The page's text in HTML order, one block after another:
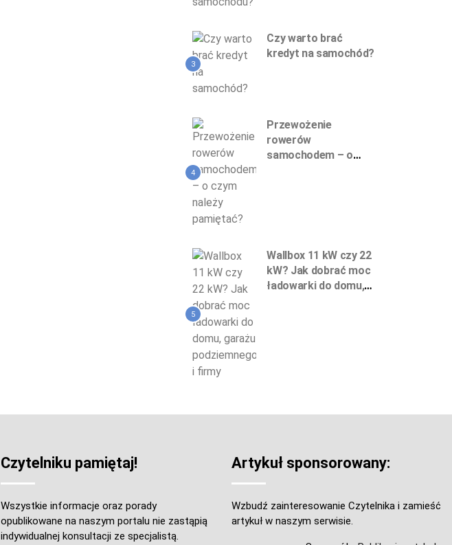
3
Czy warto brać
kredyt na samochód?
4
Przewożenie
rowerów
samochodem – o
5
Wallbox 11 kW czy 22
kW? Jak dobrać moc
ładowarki do domu,
Czytelniku pamiętaj!
Wszystkie informacje oraz porady
opublikowane na naszym portalu nie zastąpią
indywidualnej konsultacji ze specjalistą.
Artykuł sponsorowany:
Wzbudź zainteresowanie Czytelnika i zamieść
artykuł w naszym serwisie.